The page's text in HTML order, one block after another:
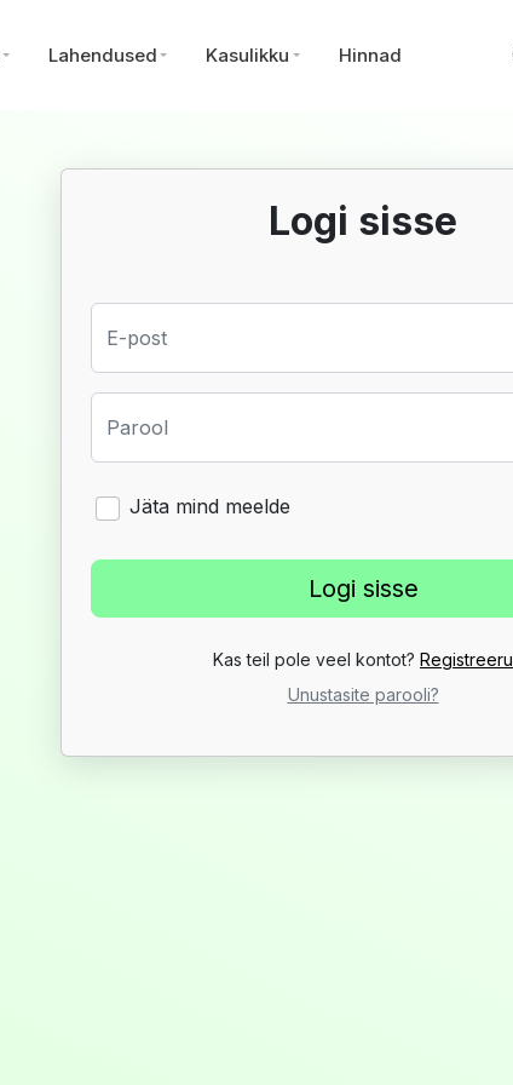
Lahendused Kasulikku Hinnad
Logi sisse
E-post
Parool
Jäta mind meelde
Kas teil pole veel kontot? Registreeru
Unustasite parooli?